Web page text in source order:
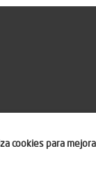
cookies para